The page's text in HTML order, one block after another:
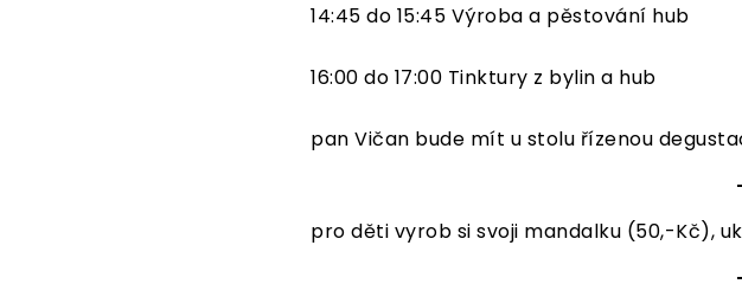
14:45 do 15:45 Výroba a pěstování hub
16:00 do 17:00 Tinktury z bylin a hub
pan Vičan bude mít u stolu řízenou
pro děti vyrob si svoji mandalku (50,-Kč),